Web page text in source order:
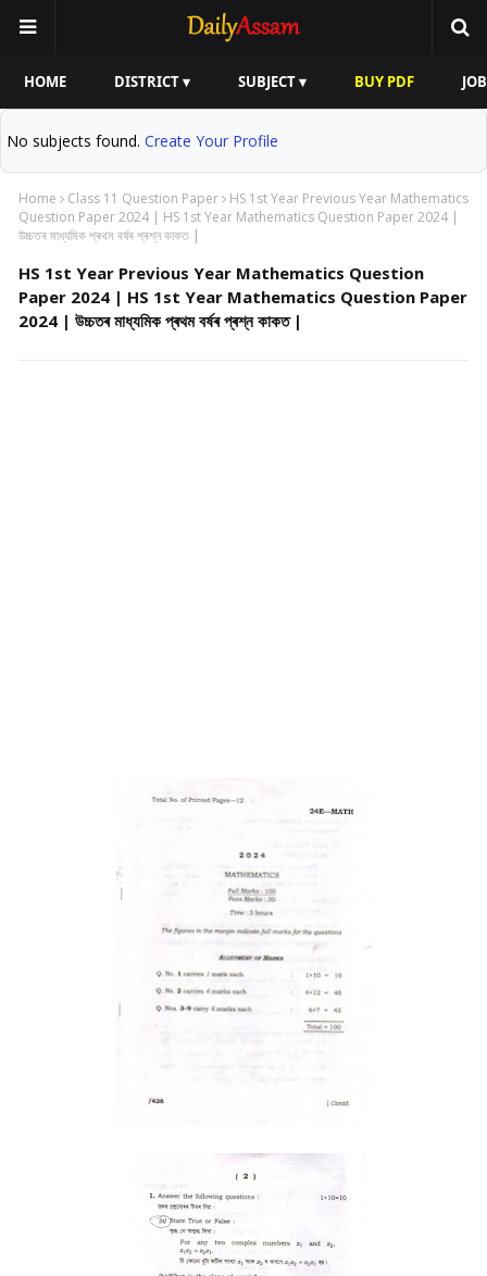
HOME DISTRICT ▾ SUBJECT ▾ BUY PDF
No subjects found. Create Your Profile
Home Class 11 Question Paper
HS 1st Year Previous Year Mathematics
Question Paper 2024 | HS 1st Year Mathematics Question Paper 2024 |
উচ্চতৰ মাধ্যমিক প্ৰথম বৰ্ষৰ প্ৰশ্ন কাকত |
HS 1st Year Previous Year Mathematics Question
Paper 2024 | HS 1st Year Mathematics Question Paper
2024 | উচ্চতৰ মাধ্যমিক প্ৰথম বৰ্ষৰ প্ৰশ্ন কাকত |